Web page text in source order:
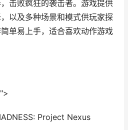
击败疯狂的袭击者。游戏提供
以及多种场景和模式供玩家探
单易上手，适合喜欢动作游戏
Project Nexus